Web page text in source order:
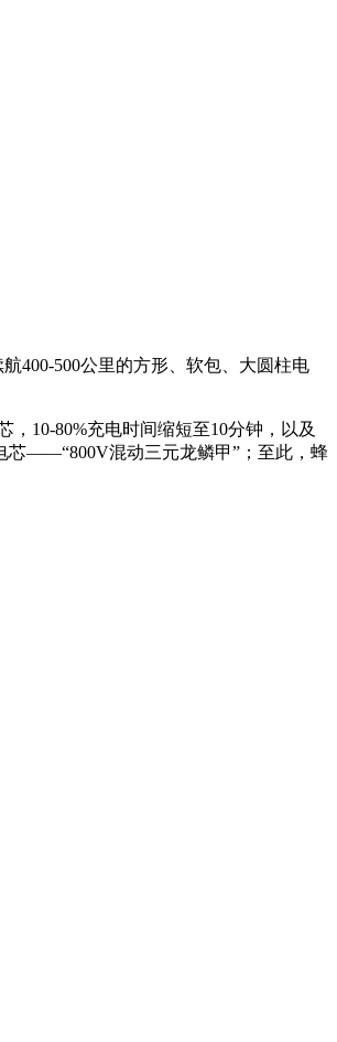
400-500公里的方形、软包、大圆柱电
10-80%充电时间缩短至10分钟，以及
芯——“800V混动三元龙鳞甲”；至此，蜂